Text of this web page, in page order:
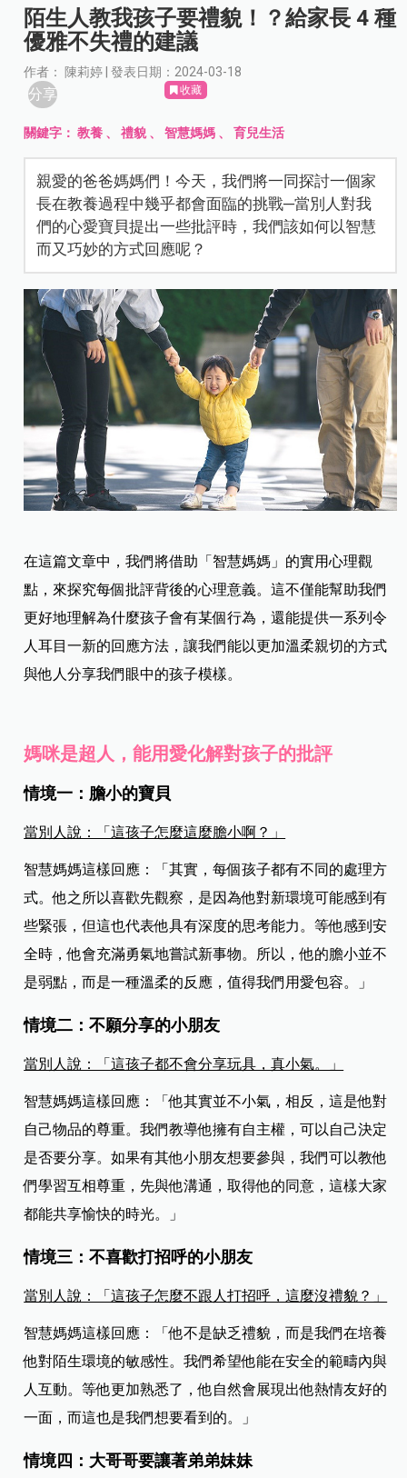
陌生人教我孩子要禮貌！？給家長 4 種
優雅不失禮的建議
作者： 陳莉婷 | 發表日期：2024-03-18
分享 收藏
關鍵字：教養 、禮貌 、智慧媽媽 、育兒生活
親愛的爸爸媽媽們！今天，我們將一同探討一個家
長在教養過程中幾乎都會面臨的挑戰─當別人對我
們的心愛寶貝提出一些批評時，我們該如何以智慧
而又巧妙的方式回應呢？
在這篇文章中，我們將借助「智慧媽媽」的實用心理觀
點，來探究每個批評背後的心理意義。這不僅能幫助我們
更好地理解為什麼孩子會有某個行為，還能提供一系列令
人耳目一新的回應方法，讓我們能以更加溫柔親切的方式
與他人分享我們眼中的孩子模樣。
媽咪是超人，能用愛化解對孩子的批評
情境一：膽小的寶貝
當別人說：「這孩子怎麼這麼膽小啊？」
智慧媽媽這樣回應：「其實，每個孩子都有不同的處理方
式。他之所以喜歡先觀察，是因為他對新環境可能感到有
些緊張，但這也代表他具有深度的思考能力。等他感到安
全時，他會充滿勇氣地嘗試新事物。所以，他的膽小並不
是弱點，而是一種溫柔的反應，值得我們用愛包容。」
情境二：不願分享的小朋友
當別人說：「這孩子都不會分享玩具，真小氣。」
智慧媽媽這樣回應：「他其實並不小氣，相反，這是他對
自己物品的尊重。我們教導他擁有自主權，可以自己決定
是否要分享。如果有其他小朋友想要參與，我們可以教他
們學習互相尊重，先與他溝通，取得他的同意，這樣大家
都能共享愉快的時光。」
情境三：不喜歡打招呼的小朋友
當別人說：「這孩子怎麼不跟人打招呼，這麼沒禮貌？」
智慧媽媽這樣回應：「他不是缺乏禮貌，而是我們在培養
他對陌生環境的敏感性。我們希望他能在安全的範疇內與
人互動。等他更加熟悉了，他自然會展現出他熱情友好的
一面，而這也是我們想要看到的。」
情境四：大哥哥要讓著弟弟妹妹